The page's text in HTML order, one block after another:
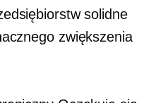
solidne
zwiększenia